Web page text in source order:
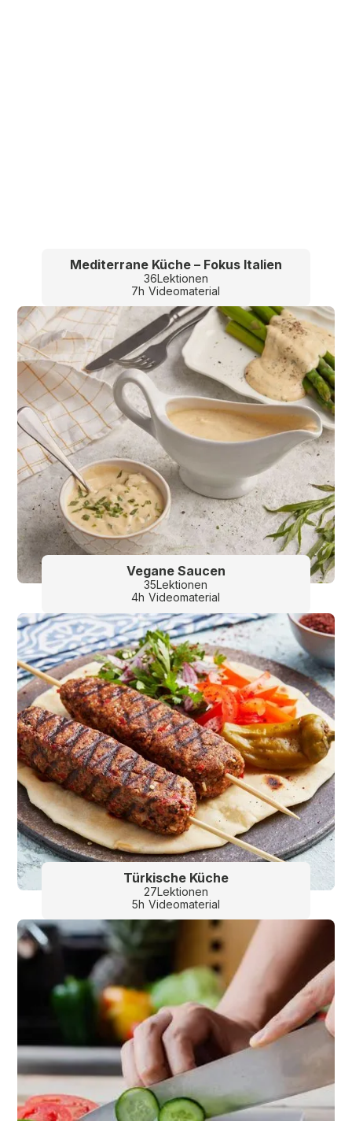
Mediterrane Küche – Fokus Italien
36Lektionen
7h Videomaterial
Vegane Saucen
35Lektionen
4h Videomaterial
Türkische Küche
27Lektionen
5h Videomaterial